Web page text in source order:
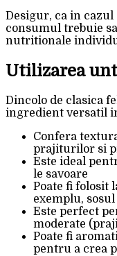
Desigur, ca in
consumul trebuie
nutritionale
Utilizarea
Dincolo de clasica
ingredient versatil
Confera
prajiturilor si
Este ideal
le savoare
Poate fi folosit
exemplu, sosul
Este perfect
moderate
Poate fi
pentru a crea